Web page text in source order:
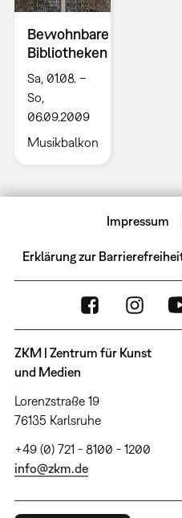
Bewohnbare
Bibliotheken
Sa, 01.08. –
So,
06.09.2009
Musikbalkon
Impressum
Erklärung zur
ZKM | Zentrum für Kunst
und Medien
Lorenzstraße 19
76135 Karlsruhe
+49 (0) 721 - 8100 - 1200
info@zkm.de